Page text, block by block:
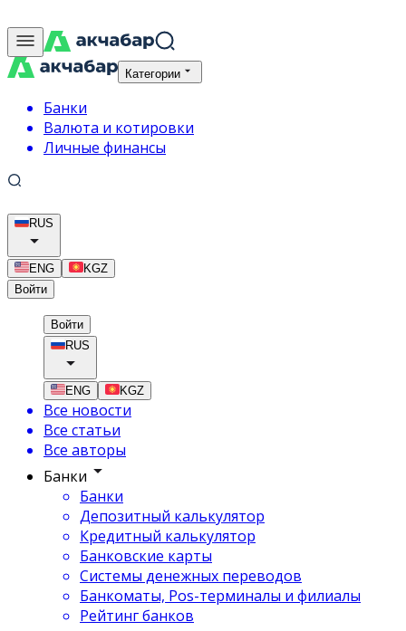
Категории
Банки
Валюта и котировки
Личные финансы
RUS
ENG
KGZ
Войти
Войти
RUS
ENG KGZ
Все новости
Все статьи
Все авторы
Банки
Банки
Депозитный калькулятор
Кредитный калькулятор
Банковские карты
Системы денежных переводов
Банкоматы, Pos-терминалы и филиалы
Рейтинг банков